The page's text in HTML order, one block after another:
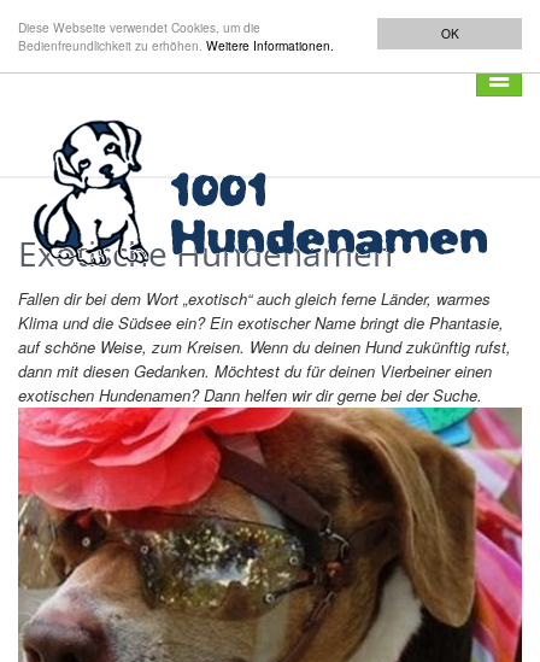
OK
Diese Webseite verwendet Cookies, um die
Bedienfreundlichkeit zu erhöhen. Weitere Informationen.
Exotische Hundenamen
Fallen dir bei dem Wort „exotisch“ auch gleich ferne Länder, warmes
Klima und die Südsee ein? Ein exotischer Name bringt die Phantasie,
auf schöne Weise, zum Kreisen. Wenn du deinen Hund zukünftig rufst,
dann mit diesen Gedanken. Möchtest du für deinen Vierbeiner einen
exotischen Hundenamen? Dann helfen wir dir gerne bei der Suche.